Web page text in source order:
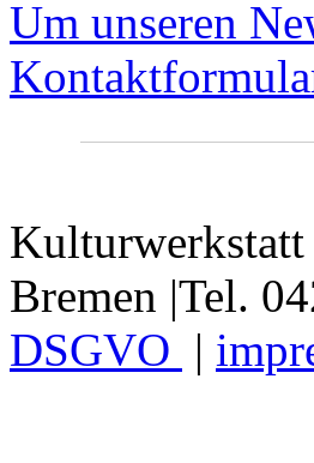
Um unseren
Kulturwerkstatt
Bremen |Tel.
DSGVO |